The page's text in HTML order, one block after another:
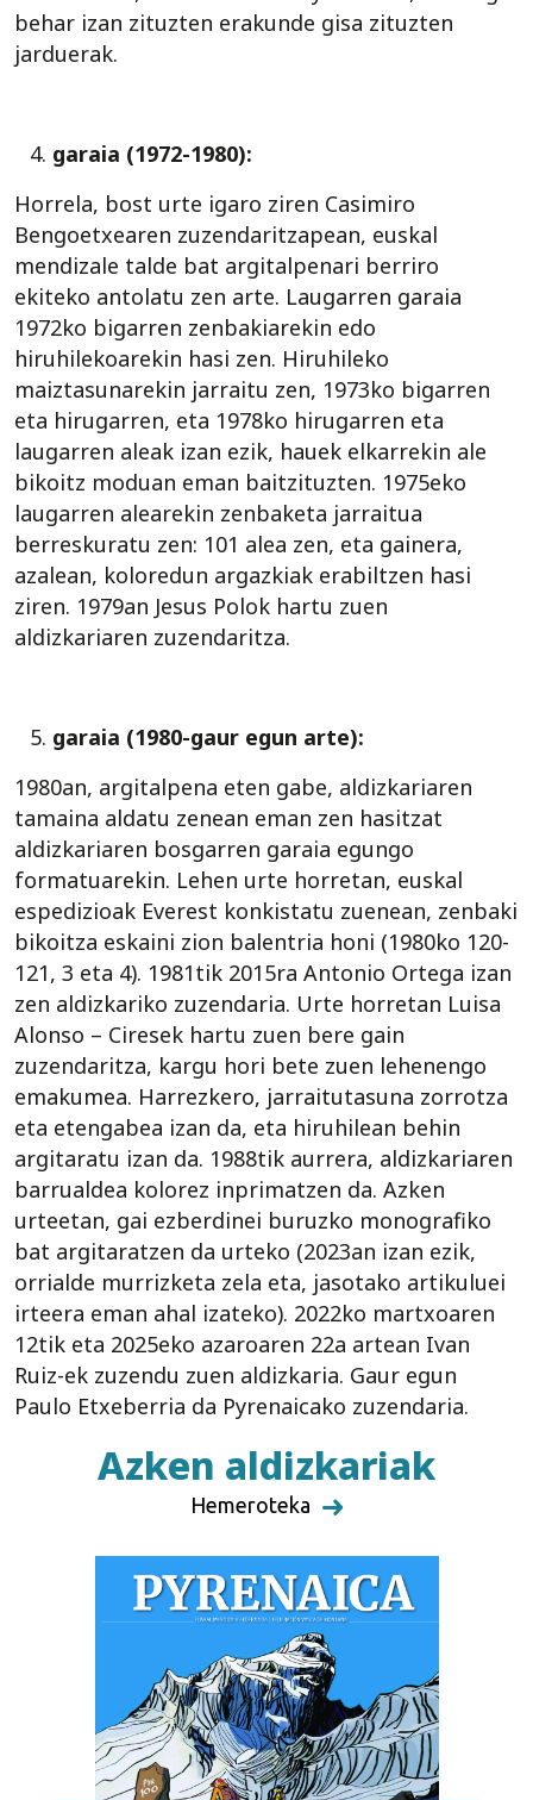
behar izan zituzten erakunde gisa zituzten
jarduerak.
garaia (1972-1980):
Horrela, bost urte igaro ziren Casimiro
Bengoetxearen zuzendaritzapean, euskal
mendizale talde bat argitalpenari berriro
ekiteko antolatu zen arte. Laugarren garaia
1972ko bigarren zenbakiarekin edo
hiruhilekoarekin hasi zen. Hiruhileko
maiztasunarekin jarraitu zen, 1973ko bigarren
eta hirugarren, eta 1978ko hirugarren eta
laugarren aleak izan ezik, hauek elkarrekin ale
bikoitz moduan eman baitzituzten. 1975eko
laugarren alearekin zenbaketa jarraitua
berreskuratu zen: 101 alea zen, eta gainera,
azalean, koloredun argazkiak erabiltzen hasi
ziren. 1979an Jesus Polok hartu zuen
aldizkariaren zuzendaritza.
garaia (1980-gaur egun arte):
1980an, argitalpena eten gabe, aldizkariaren
tamaina aldatu zenean eman zen hasitzat
aldizkariaren bosgarren garaia egungo
formatuarekin. Lehen urte horretan, euskal
espedizioak Everest konkistatu zuenean, zenbaki
bikoitza eskaini zion balentria honi (1980ko 120-
121, 3 eta 4). 1981tik 2015ra Antonio Ortega izan
zen aldizkariko zuzendaria. Urte horretan Luisa
Alonso – Ciresek hartu zuen bere gain
zuzendaritza, kargu hori bete zuen lehenengo
emakumea. Harrezkero, jarraitutasuna zorrotza
eta etengabea izan da, eta hiruhilean behin
argitaratu izan da. 1988tik aurrera, aldizkariaren
barrualdea kolorez inprimatzen da. Azken
urteetan, gai ezberdinei buruzko monografiko
bat argitaratzen da urteko (2023an izan ezik,
orrialde murrizketa zela eta, jasotako artikuluei
irteera eman ahal izateko). 2022ko martxoaren
12tik eta 2025eko azaroaren 22a artean Ivan
Ruiz-ek zuzendu zuen aldizkaria. Gaur egun
Paulo Etxeberria da Pyrenaicako zuzendaria.
Azken aldizkariak
Hemeroteka